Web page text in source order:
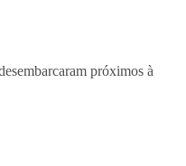
próximos à